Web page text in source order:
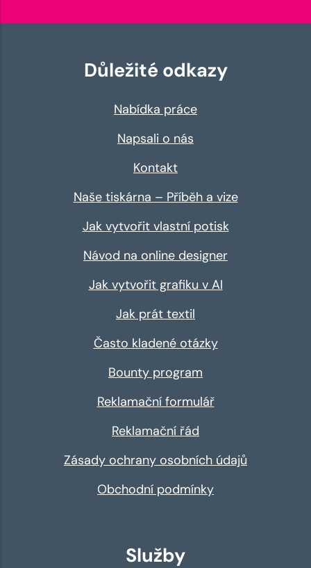
Důležité odkazy
Nabídka práce
Napsali o nás
Kontakt
Naše tiskárna – Příběh a vize
Jak vytvořit vlastní potisk
Návod na online designer
Jak vytvořit grafiku v AI
Jak prát textil
Často kladené otázky
Bounty program
Reklamační formulář
Reklamační řád
Zásady ochrany osobních údajů
Obchodní podmínky
Služby